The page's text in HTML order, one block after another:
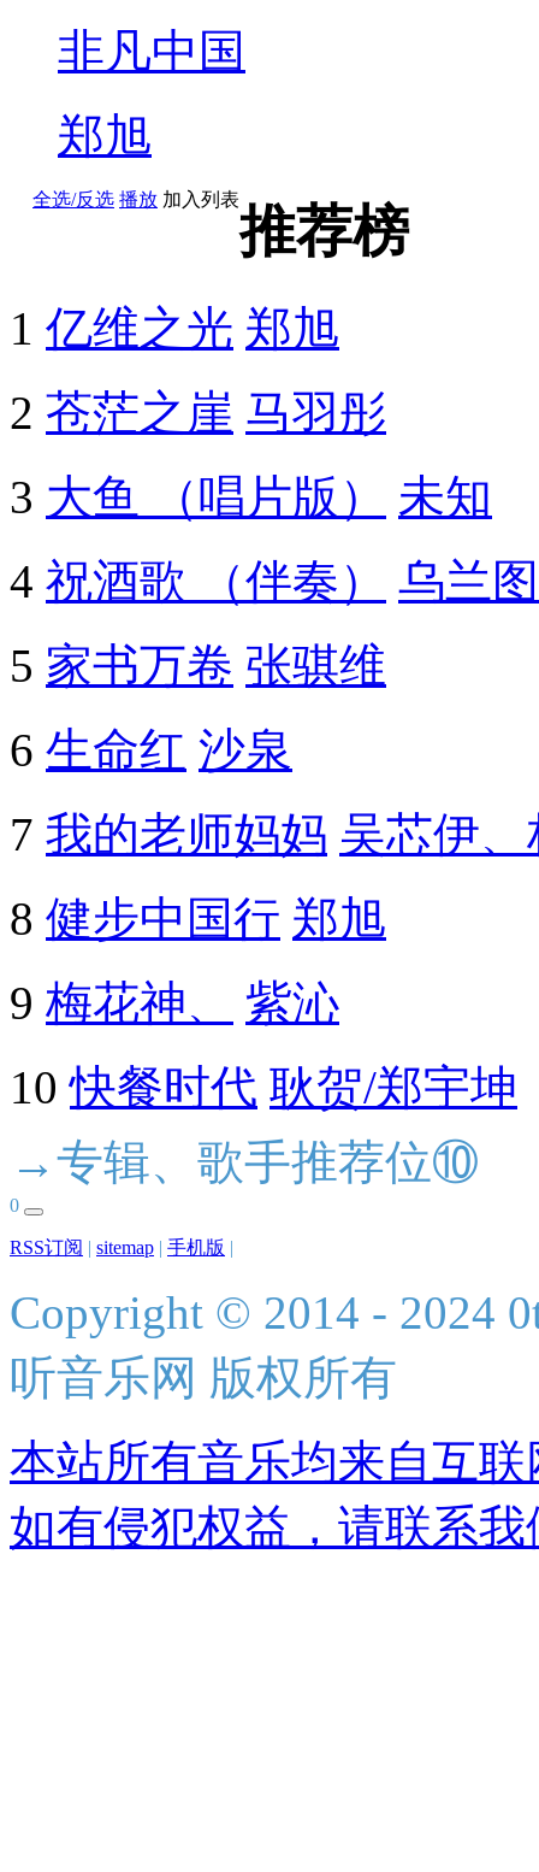
非凡中国
郑旭
全选/反选 播放 加入列表
推荐榜
1 亿维之光 郑旭
2 苍茫之崖 马羽彤
3 大鱼 （唱片版）
未知
4 祝酒歌 （伴奏）
乌兰
5 家书万卷 张骐维
6 生命红 沙泉
7 我的老师妈妈 吴芯伊
8 健步中国行 郑旭
9 梅花神、
紫沁
10 快餐时代 耿贺/郑宇坤
→专辑、歌手推荐位⑩
0
RSS订阅 | sitemap | 手机版 |
Copyright © 2014 - 2024
听音乐网 版权所有
本站所有音乐均来自互
如有侵犯权益，请联系